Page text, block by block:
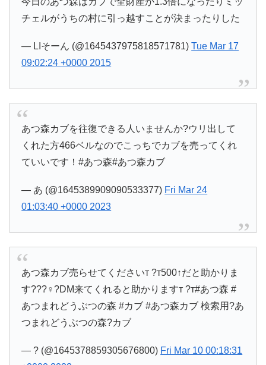
チェルがうちの村に引っ越すことが決まったりした
— LIそーん (@1645437975818571781)Tue Mar 17
09:02:24 +0000 2015
あつ森カブを往復できる人いませんか?ウリ出して
くれた方466ベルなのでこっちでカブを売ってくれ
ていいです！#あつ森#あつ森カブ
— あ (@1645389909090533377) Fri Mar 24
01:03:40 +0000 2023
あつ森カブ売らせてくださいт ?т500↑だと助かりま
す???♀?DM来てくれると助かりますт ?т#あつ森 #
あつまれどうぶつの森 #カブ #あつ森カブ 検索用?あ
つまれどうぶつの森?カブ
— ? (@1645378859305676800) Fri Mar 10 00:18:31